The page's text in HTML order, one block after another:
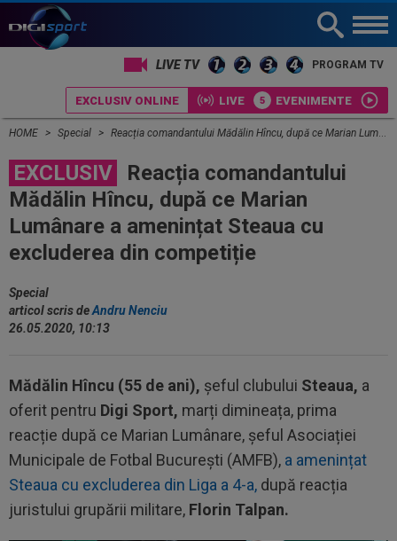
LIVE TV PROGRAM TV
EXCLUSIV ONLINE LIVE EVENIMENTE
HOME Special Reacția comandantului Mădălin Hîncu, după ce Marian Lumânare a amenințat Steaua cu excluderea din competiție
EXCLUSIV
Reacția comandantului
Mădălin Hîncu, după ce Marian
Lumânare a amenințat Steaua cu
excluderea din competiție
Special
articol scris deAndru Nenciu
26.05.2020, 10:13
Mădălin Hîncu (55 de ani), șeful clubului Steaua, a
oferit pentru Digi Sport, marți dimineața, prima
reacție după ce Marian Lumânare, șeful Asociației
Municipale de Fotbal București (AMFB), a amenințat
Steaua cu excluderea din Liga a 4-a, după reacția
juristului grupării militare, Florin Talpan.